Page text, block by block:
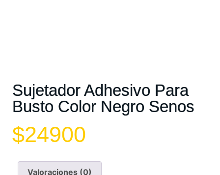
Sujetador Adhesivo Para
Busto Color Negro Senos
$24900
Valoraciones (0)